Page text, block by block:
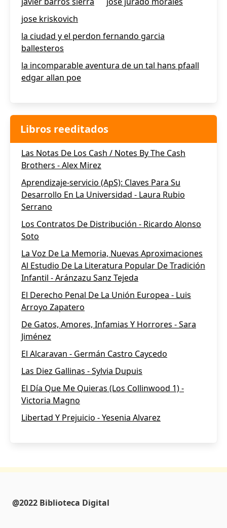
jose kriskovich
la ciudad y el perdon fernando garcia
ballesteros
la incomparable aventura de un tal hans pfaall
edgar allan poe
Libros reeditados
Las Notas De Los Cash / Notes By The Cash
Brothers - Alex Mirez
Aprendizaje-servicio (ApS): Claves Para Su
Desarrollo En La Universidad - Laura Rubio
Serrano
Los Contratos De Distribución - Ricardo Alonso
Soto
La Voz De La Memoria, Nuevas Aproximaciones
Al Estudio De La Literatura Popular De Tradición
Infantil - Aránzazu Sanz Tejeda
El Derecho Penal De La Unión Europea - Luis
Arroyo Zapatero
De Gatos, Amores, Infamias Y Horrores - Sara
Jiménez
El Alcaravan - Germán Castro Caycedo
Las Diez Gallinas - Sylvia Dupuis
El Día Que Me Quieras (Los Collinwood 1) -
Victoria Magno
Libertad Y Prejuicio - Yesenia Alvarez
@2022 Biblioteca Digital